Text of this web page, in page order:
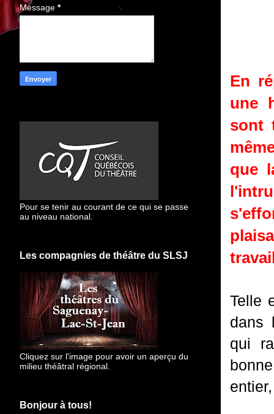
En
une
sont
que
Telle
dans
qui
Message *
Pour se tenir au courant de ce qui se passe
au niveau national.
Les compagnies de théâtre du SLSJ
Cliquez sur l'image pour avoir un aperçu du
milieu théâtral régional.
Bonjour à tous!